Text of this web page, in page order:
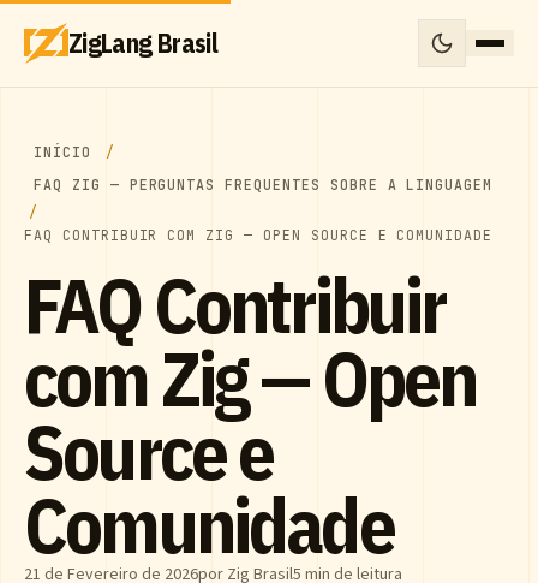
ZigLang Brasil
INÍCIO
FAQ ZIG — PERGUNTAS FREQUENTES SOBRE A LINGUAGEM
FAQ CONTRIBUIR COM ZIG — OPEN SOURCE E COMUNIDADE
FAQ Contribuir
com Zig — Open
Source e
Comunidade
21 de Fevereiro de 2026por Zig Brasil5 min de leitura